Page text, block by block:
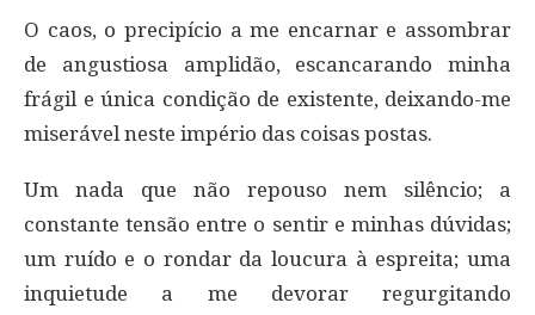
O caos, o precipício a me encarnar e assombrar
de angustiosa amplidão, escancarando minha
frágil e única condição de existente, deixando-me
miserável neste império das coisas postas.
Um nada que não repouso nem silêncio; a
constante tensão entre o sentir e minhas dúvidas;
um ruído e o rondar da loucura à espreita; uma
inquietude a me devorar regurgitando